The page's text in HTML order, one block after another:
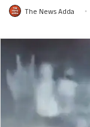
The News Adda